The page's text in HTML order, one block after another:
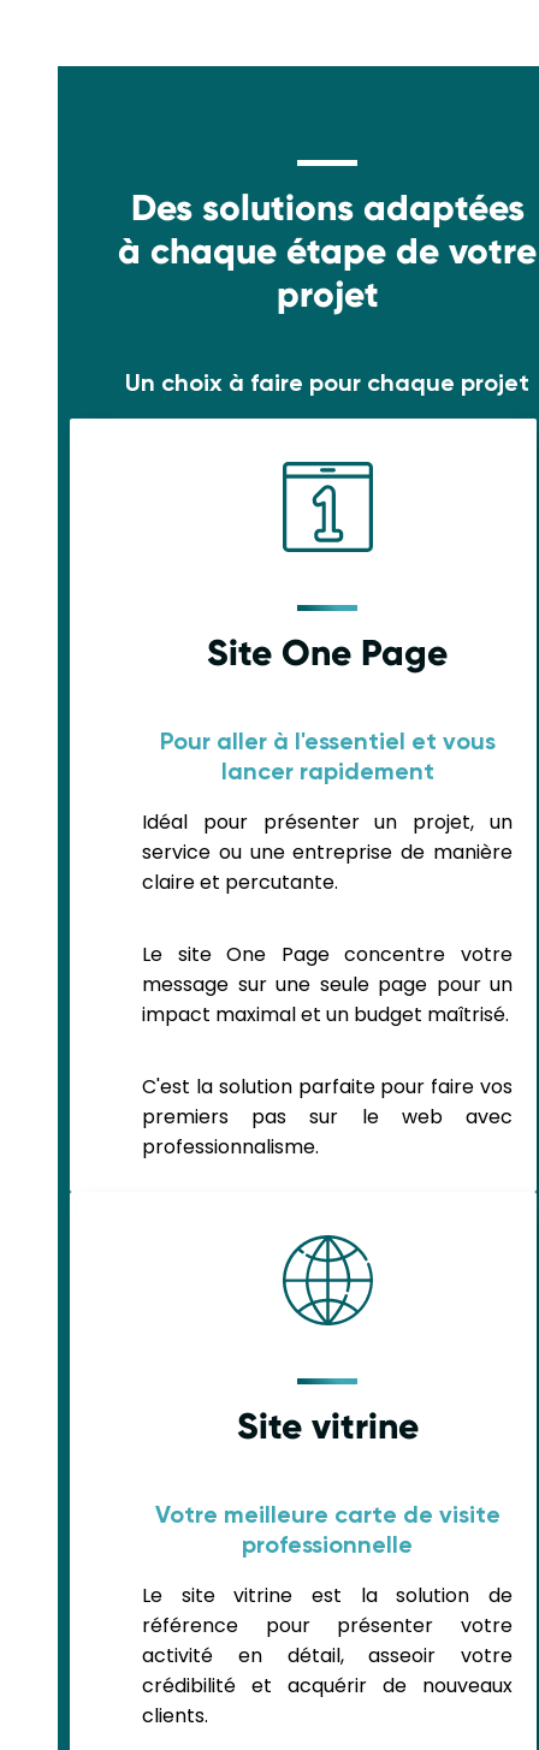
Des solutions adaptées
à chaque étape de votre
projet
Un choix à faire pour chaque projet
Site One Page
Pour aller à l'essentiel et vous
lancer rapidement
Idéal pour présenter un projet, un
service ou une entreprise de manière
claire et percutante.
Le site One Page concentre votre
message sur une seule page pour un
impact maximal et un budget maîtrisé.
C'est la solution parfaite pour faire vos
premiers pas sur le web avec
professionnalisme.
Site vitrine
Votre meilleure carte de visite
professionnelle
Le site vitrine est la solution de
référence pour présenter votre
activité en détail, asseoir votre
crédibilité et acquérir de nouveaux
clients.